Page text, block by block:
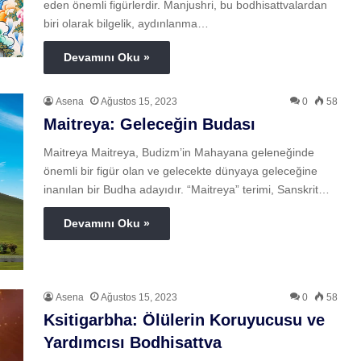
eden önemli figürlerdir. Manjushri, bu bodhisattvalardan
biri olarak bilgelik, aydınlanma…
Devamını Oku »
Asena Ağustos 15, 2023 0 58
Maitreya: Geleceğin Budası
Maitreya Maitreya, Budizm’in Mahayana geleneğinde
önemli bir figür olan ve gelecekte dünyaya geleceğine
inanılan bir Budha adayıdır. “Maitreya” terimi, Sanskrit…
Devamını Oku »
Asena Ağustos 15, 2023 0 58
Ksitigarbha: Ölülerin Koruyucusu ve
Yardımcısı Bodhisattva
S
l
n
i
k
1 hafta önce